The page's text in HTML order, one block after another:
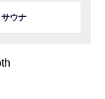
サウナ